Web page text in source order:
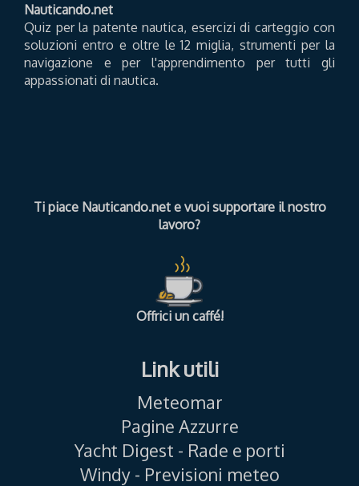
Nauticando.net
Quiz per la patente nautica, esercizi di carteggio con
soluzioni entro e oltre le 12 miglia, strumenti per la
navigazione e per l'apprendimento per tutti gli
appassionati di nautica.
Ti piace Nauticando.net e vuoi supportare il nostro
lavoro?
Offrici un caffé!
Link utili
Meteomar
Pagine Azzurre
Yacht Digest - Rade e porti
Windy - Previsioni meteo